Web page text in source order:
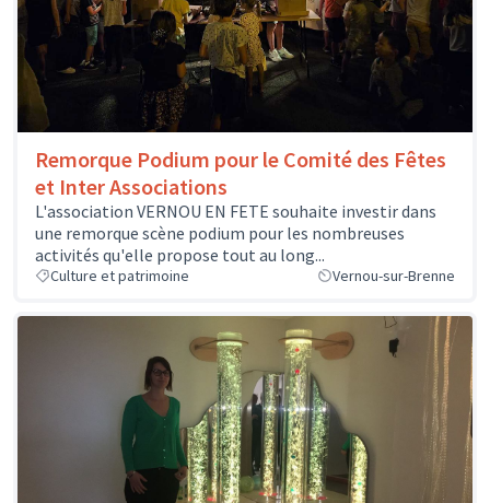
Remorque Podium pour le Comité des Fêtes
et Inter Associations
L'association VERNOU EN FETE souhaite investir dans
une remorque scène podium pour les nombreuses
activités qu'elle propose tout au long...
Culture et patrimoine Vernou-sur-Brenne